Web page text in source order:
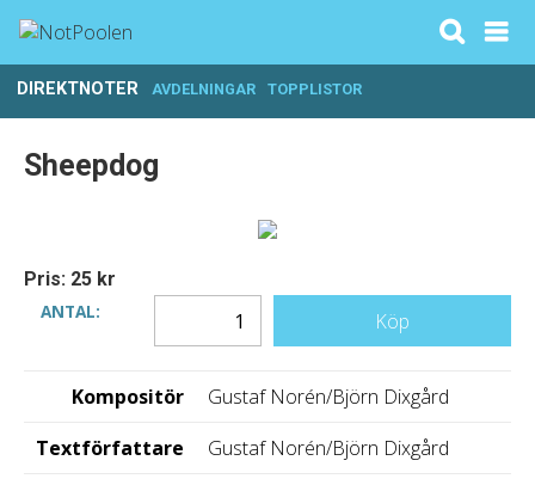
DIREKTNOTER AVDELNINGAR TOPPLISTOR
Sheepdog
Pris: 25 kr
ANTAL:
Köp
Kompositör
Gustaf Norén/Björn Dixgård
Textförfattare
Gustaf Norén/Björn Dixgård